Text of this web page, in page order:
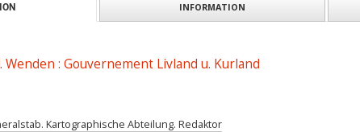
INFORMATION
Wenden : Gouvernement Livland u. Kurland
Kartographische Abteilung. Redaktor